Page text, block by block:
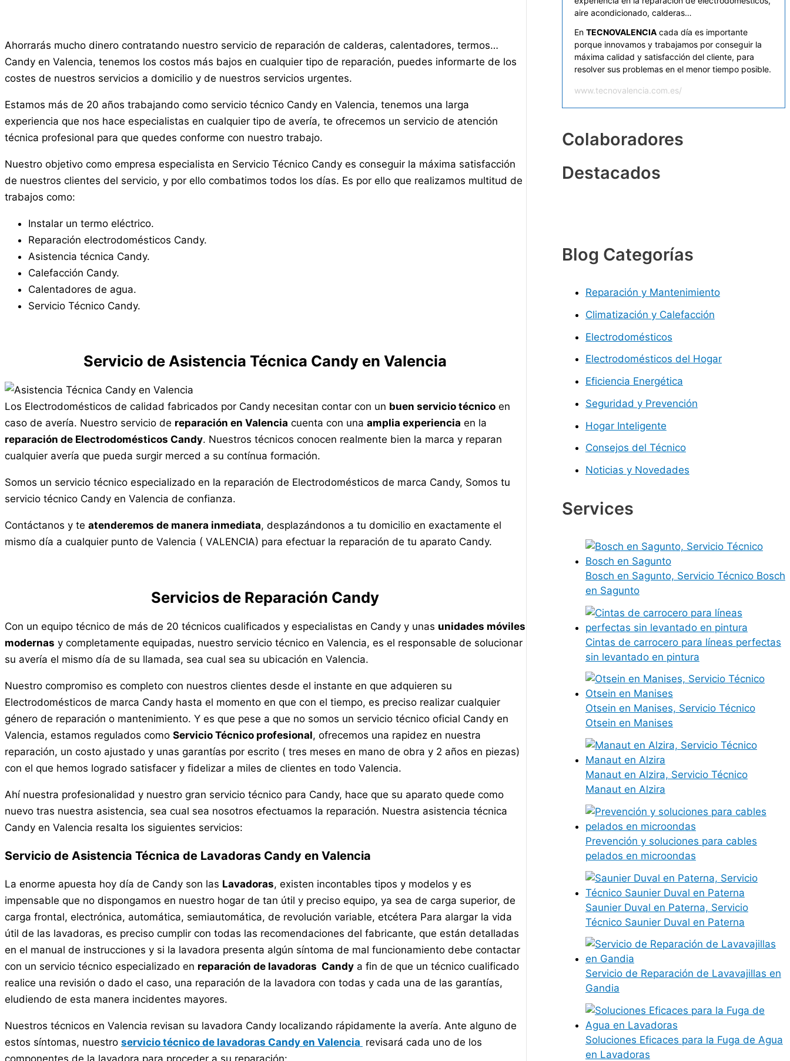
Ahorrarás mucho dinero contratando nuestro servicio de reparación de calderas, calentadores, termos…
Candy en Valencia, tenemos los costos más bajos en cualquier tipo de reparación, puedes informarte de los
costes de nuestros servicios a domicilio y de nuestros servicios urgentes.
Estamos más de 20 años trabajando como servicio técnico Candy en Valencia, tenemos una larga
experiencia que nos hace especialistas en cualquier tipo de avería, te ofrecemos un servicio de atención
técnica profesional para que quedes conforme con nuestro trabajo.
Nuestro objetivo como empresa especialista en Servicio Técnico Candy es conseguir la máxima satisfacción
de nuestros clientes del servicio, y por ello combatimos todos los días. Es por ello que realizamos multitud de
trabajos como:
Instalar un termo eléctrico.
Reparación electrodomésticos Candy.
Asistencia técnica Candy.
Calefacción Candy.
Calentadores de agua.
Servicio Técnico Candy.
Servicio de Asistencia Técnica Candy en Valencia
Los Electrodomésticos de calidad fabricados por Candy necesitan contar con un buen servicio técnico en
caso de avería. Nuestro servicio de reparación en Valencia cuenta con una amplia experiencia en la
reparación de Electrodomésticos Candy. Nuestros técnicos conocen realmente bien la marca y reparan
cualquier avería que pueda surgir merced a su contínua formación.
Somos un servicio técnico especializado en la reparación de Electrodomésticos de marca Candy, Somos tu
servicio técnico Candy en Valencia de confianza.
Contáctanos y te atenderemos de manera inmediata, desplazándonos a tu domicilio en exactamente el
mismo día a cualquier punto de Valencia ( VALENCIA) para efectuar la reparación de tu aparato Candy.
Servicios de Reparación Candy
Con un equipo técnico de más de 20 técnicos cualificados y especialistas en Candy y unas unidades móviles
modernas y completamente equipadas, nuestro servicio técnico en Valencia, es el responsable de solucionar
su avería el mismo día de su llamada, sea cual sea su ubicación en Valencia.
Nuestro compromiso es completo con nuestros clientes desde el instante en que adquieren su
Electrodomésticos de marca Candy hasta el momento en que con el tiempo, es preciso realizar cualquier
género de reparación o mantenimiento. Y es que pese a que no somos un servicio técnico oficial Candy en
Valencia, estamos regulados como Servicio Técnico profesional, ofrecemos una rapidez en nuestra
reparación, un costo ajustado y unas garantías por escrito ( tres meses en mano de obra y 2 años en piezas)
con el que hemos logrado satisfacer y fidelizar a miles de clientes en todo Valencia.
Ahí nuestra profesionalidad y nuestro gran servicio técnico para Candy, hace que su aparato quede como
nuevo tras nuestra asistencia, sea cual sea nosotros efectuamos la reparación. Nuestra asistencia técnica
Candy en Valencia resalta los siguientes servicios:
Servicio de Asistencia Técnica de Lavadoras Candy en Valencia
La enorme apuesta hoy día de Candy son las Lavadoras, existen incontables tipos y modelos y es
impensable que no dispongamos en nuestro hogar de tan útil y preciso equipo, ya sea de carga superior, de
carga frontal, electrónica, automática, semiautomática, de revolución variable, etcétera Para alargar la vida
útil de las lavadoras, es preciso cumplir con todas las recomendaciones del fabricante, que están detalladas
en el manual de instrucciones y si la lavadora presenta algún síntoma de mal funcionamiento debe contactar
con un servicio técnico especializado en reparación de lavadoras Candy a fin de que un técnico cualificado
realice una revisión o dado el caso, una reparación de la lavadora con todas y cada una de las garantías,
eludiendo de esta manera incidentes mayores.
Nuestros técnicos en Valencia revisan su lavadora Candy localizando rápidamente la avería. Ante alguno de
estos síntomas, nuestro servicio técnico de lavadoras Candy en Valencia revisará cada uno de los
componentes de la lavadora para proceder a su reparación:
aire acondicionado, calderas…
En TECNOVALENCIAcada día es importante
porque innovamos y trabajamos por conseguir la
máxima calidad y satisfacción del cliente, para
resolver sus problemas en el menor tiempo posible.
www.tecnovalencia.com.es/
Colaboradores
Destacados
Blog Categorías
Reparación y Mantenimiento
Climatización y Calefacción
Electrodomésticos
Electrodomésticos del Hogar
Eficiencia Energética
Seguridad y Prevención
Hogar Inteligente
Consejos del Técnico
Noticias y Novedades
Services
Bosch en Sagunto, Servicio Técnico Bosch
en Sagunto
Cintas de carrocero para líneas perfectas
sin levantado en pintura
Otsein en Manises, Servicio Técnico
Otsein en Manises
Manaut en Alzira, Servicio Técnico
Manaut en Alzira
Prevención y soluciones para cables
pelados en microondas
Saunier Duval en Paterna, Servicio
Técnico Saunier Duval en Paterna
Servicio de Reparación de Lavavajillas en
Gandia
Soluciones Eficaces para la Fuga de Agua
en Lavadoras